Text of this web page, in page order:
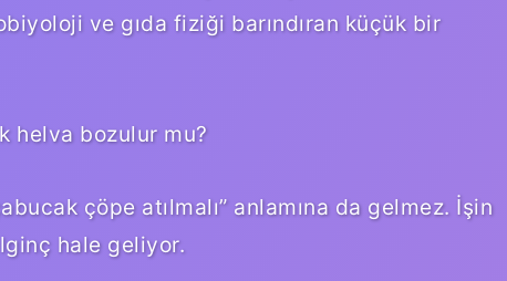
ve gıda fiziği barındıran küçük bir
helva bozulur mu?
çöpe atılmalı” anlamına da gelmez. İşin
hale geliyor.